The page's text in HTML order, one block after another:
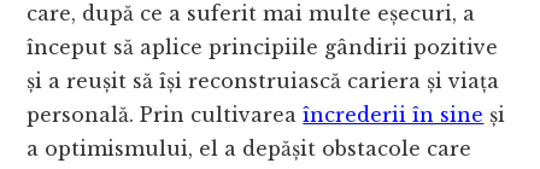
care, după ce a suferit mai multe eșecuri, a
început să aplice principiile gândirii pozitive
și a reușit să își reconstruiască cariera și viața
personală. Prin cultivareaîncrederii în sine și
a optimismului, el a depășit obstacole care